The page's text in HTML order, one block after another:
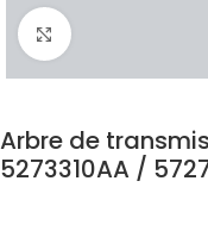
Click to enlarge
Arbre de
5273310AA /